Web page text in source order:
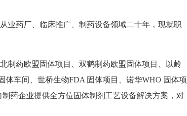
业药厂、临床推广、制药设备领域二十年，现就职
制药欧盟固体项目、双鹤制药欧盟固体项目、以岭
体车间、世桥生物FDA 固体项目、诺华WHO 固体项
药企业提供全方位固体制剂工艺设备解决方案，对